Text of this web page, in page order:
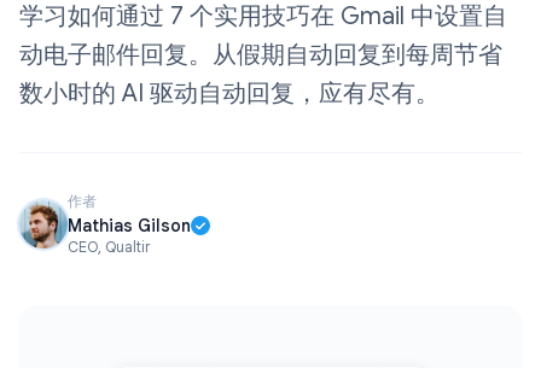
学习如何通过 7 个实用技巧在 Gmail 中设置自
动电子邮件回复。从假期自动回复到每周节省
数小时的 AI 驱动自动回复，应有尽有。
作者
Mathias Gilson
CEO, Qualtir